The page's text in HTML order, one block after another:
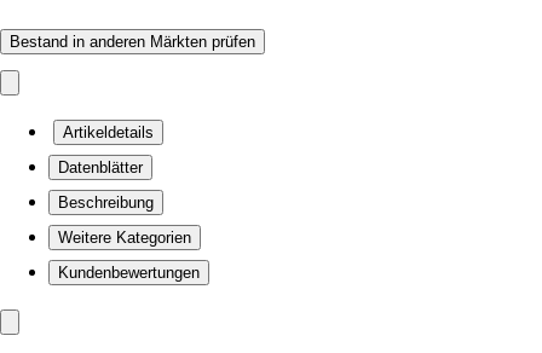
Bestand in anderen Märkten prüfen
Artikeldetails
Datenblätter
Beschreibung
Weitere Kategorien
Kundenbewertungen